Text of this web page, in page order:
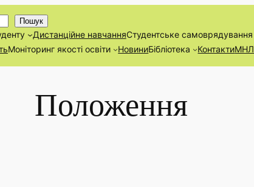
Пошук
Дистанційнe навчанняСтудентське самоврядування
Моніторинг якості освіти НовиниБібліотека КонтактиМНЛ
Положення